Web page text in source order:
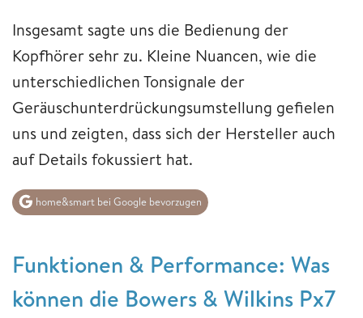
Insgesamt sagte uns die Bedienung der
Kopfhörer sehr zu. Kleine Nuancen, wie die
unterschiedlichen Tonsignale der
Geräuschunterdrückungsumstellung gefielen
uns und zeigten, dass sich der Hersteller auch
auf Details fokussiert hat.
home&smart bei Google bevorzugen
Funktionen & Performance: Was
können die Bowers & Wilkins Px7